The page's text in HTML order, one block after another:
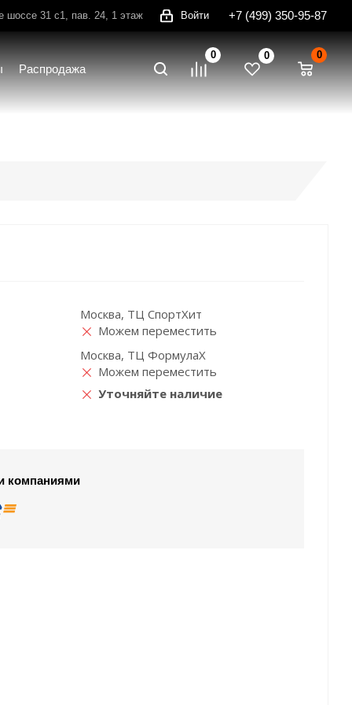
шоссе 31 с1, пав. 24, 1 этаж Войти +7 (499) 350-95-87
Распродажа
0 0 0
Москва, ТЦ СпортХит
Можем переместить
Москва, ТЦ ФормулаХ
Можем переместить
Уточняйте наличие
компаниями